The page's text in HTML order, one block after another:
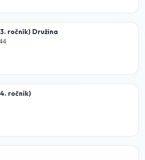
ročník) Družina
ročník)